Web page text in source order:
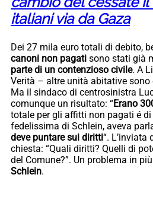
italiani via da Gaza
Dei 27 mila euro totali di debito,
canoni non pagati sono stati già
parte di un contenzioso civile. A
Verità – altre unità abitative sono
Ma il sindaco di centrosinistra
comunque un risultato: “Erano
totale per gli affitti non pagati é
fedelissima di Schlein, aveva
deve puntare sui diritti“. L’inviata
chiesta: “Quali diritti? Quelli di
del Comune?”. Un problema in
Schlein.